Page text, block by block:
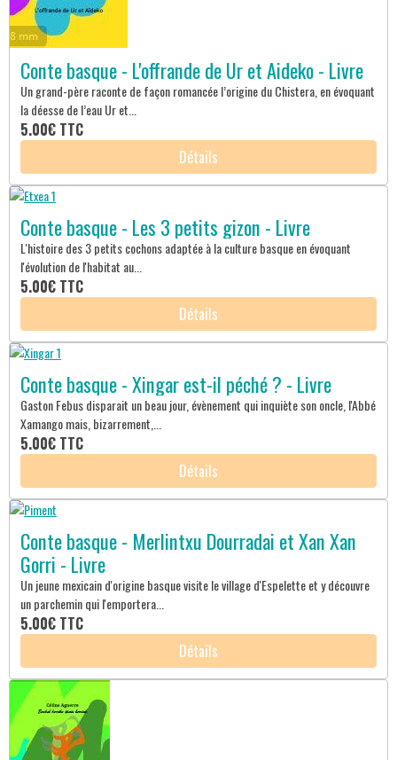
Conte basque - L'offrande de Ur et Aideko - Livre
Un grand-père raconte de façon romancée l’origine du Chistera, en évoquant
la déesse de l’eau Ur et...
5.00€ TTC
Détails
Conte basque - Les 3 petits gizon - Livre
L'histoire des 3 petits cochons adaptée à la culture basque en évoquant
l'évolution de l'habitat au...
5.00€ TTC
Détails
Conte basque - Xingar est-il péché ? - Livre
Gaston Febus disparait un beau jour, évènement qui inquiète son oncle, l'Abbé
Xamango mais, bizarrement,...
5.00€ TTC
Détails
Conte basque - Merlintxu Dourradai et Xan Xan
Gorri - Livre
Un jeune mexicain d'origine basque visite le village d'Espelette et y découvre
un parchemin qui l'emportera...
5.00€ TTC
Détails